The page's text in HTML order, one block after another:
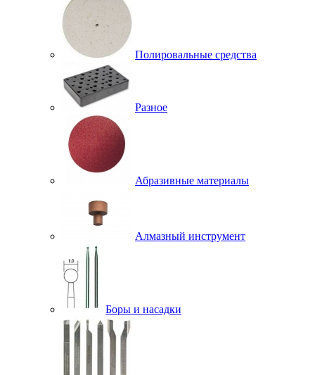
Полировальные средства
Разное
Абразивные материалы
Алмазный инструмент
Боры и насадки